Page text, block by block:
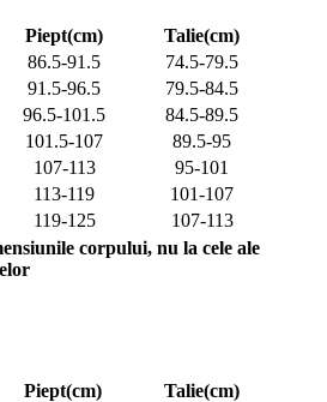
Piept(cm)
Talie(cm)
86.5-91.5
74.5-79.5
91.5-96.5
79.5-84.5
96.5-101.5
84.5-89.5
101.5-107
89.5-95
107-113
95-101
113-119
101-107
119-125
107-113
corpului, nu la cele ale
Piept(cm)
Talie(cm)